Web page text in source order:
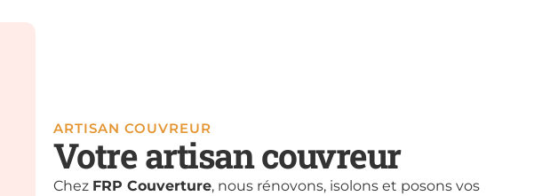
ARTISAN COUVREUR
Votre artisan couvreur
Chez FRP Couverture, nous rénovons, isolons et posons vos